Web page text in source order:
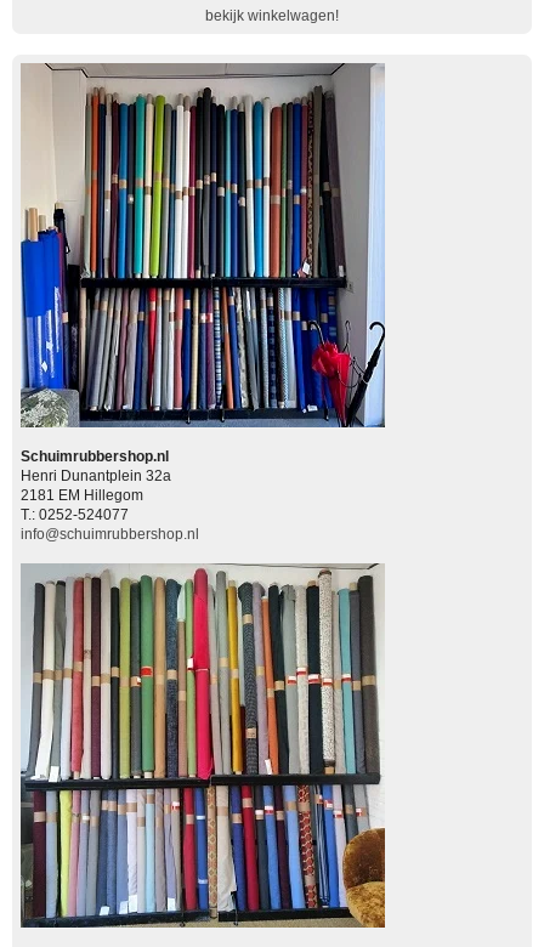
bekijk winkelwagen!
Schuimrubbershop.nl
Henri Dunantplein 32a
2181 EM Hillegom
T.: 0252-524077
info@schuimrubbershop.nl